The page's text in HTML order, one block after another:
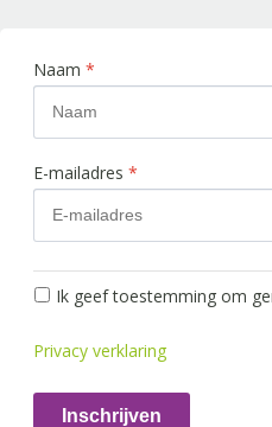
Naam *
E-mailadres *
Ik geef toestemming om
Privacy verklaring
Inschrijven